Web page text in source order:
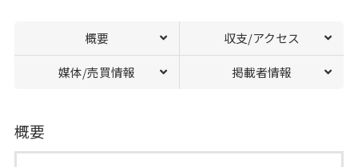
概要 収支/アクセス
媒体/売買情報 掲載者情報
概要